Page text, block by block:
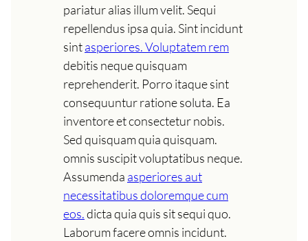
pariatur alias illum velit. Sequi
repellendus ipsa quia. Sint incidunt
sintasperiores. Voluptatem rem
debitis neque quisquam
reprehenderit. Porro itaque sint
consequuntur ratione soluta. Ea
inventore et consectetur nobis.
Sed quisquam quia quisquam.
omnis suscipit voluptatibus neque.
Assumenda asperiores aut
necessitatibus doloremque cum
eos.dicta quia quis sit sequi quo.
Laborum facere omnis incidunt.